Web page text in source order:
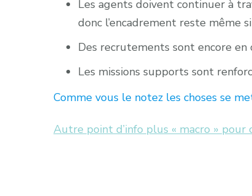
Les agents doivent continuer à
donc l’encadrement reste même
Des recrutements sont encore
Les missions supports sont
Comme vous le notez les choses se
Autre point d’info plus « macro »